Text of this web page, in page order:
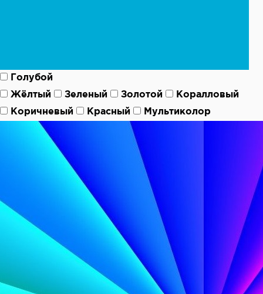
Голубой
Жёлтый
Зеленый Золотой
Коралловый
Коричневый
Красный Мультиколор